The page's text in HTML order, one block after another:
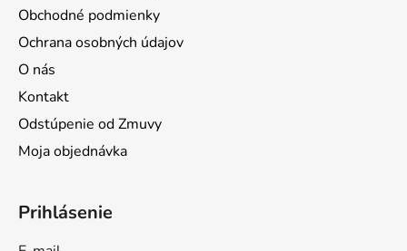
Obchodné podmienky
Ochrana osobných údajov
O nás
Kontakt
Odstúpenie od Zmuvy
Moja objednávka
Prihlásenie